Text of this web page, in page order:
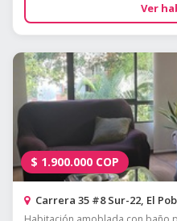
Ver
$ 1.900.000 COP
Carrera 35 #8 Sur-22, El